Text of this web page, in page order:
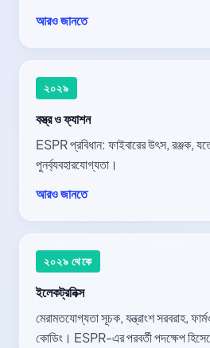
আরও জানতে
২০২৯
বস্ত্র ও ফ্যাশন
ESPR প্রবিধান: ফাইবারের উৎস, রঞ্জক,
পুনর্ব্যবহারযোগ্যতা।
আরও জানতে
২০২৯ থেকে
ইলেকট্রনিক্স
মেরামতযোগ্যতা সূচক, যন্ত্রাংশ সরবরাহ,
কোডিং। ESPR-এর পরবর্তী পদক্ষেপ